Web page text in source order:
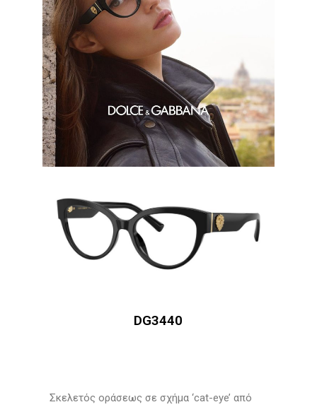
DG3440
Σκελετός οράσεως σε σχήμα ‘cat-eye’ από